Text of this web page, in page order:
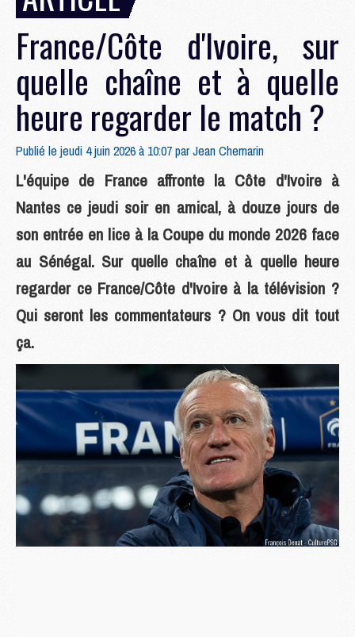
France/Côte d'Ivoire, sur
quelle chaîne et à quelle
heure regarder le match ?
Publié le jeudi 4 juin 2026 à 10:07 parJean Chemarin
L'équipe de France affronte la Côte d'Ivoire à
Nantes ce jeudi soir en amical, à douze jours de
son entrée en lice à la Coupe du monde 2026 face
au Sénégal. Sur quelle chaîne et à quelle heure
regarder ce France/Côte d'Ivoire à la télévision ?
Qui seront les commentateurs ? On vous dit tout
ça.